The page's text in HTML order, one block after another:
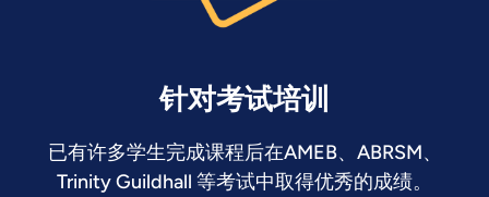
针对考试培训
已有许多学生完成课程后在AMEB、ABRSM、
Trinity Guildhall 等考试中取得优秀的成绩。